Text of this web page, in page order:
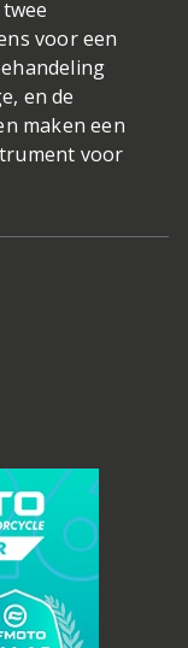
voor een
en de
maken een
voor